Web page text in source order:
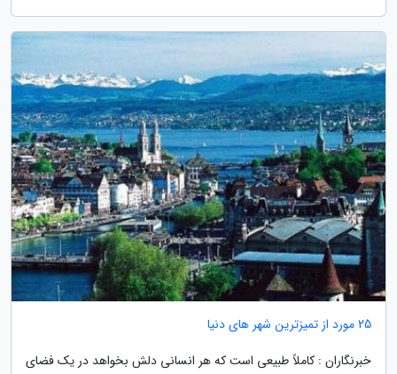
25 مورد از تمیزترین شهر های دنیا
خبرنگاران : کاملاً طبیعی است که هر انسانی دلش بخواهد در یک فضای